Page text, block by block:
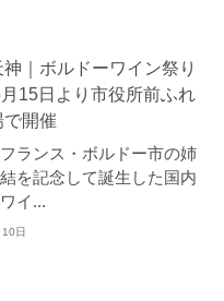
｜ボルドーワイン祭り
15日より市役所前ふれ
で開催
ランス・ボルドー市の姉
を記念して誕生した国内
イ...
日